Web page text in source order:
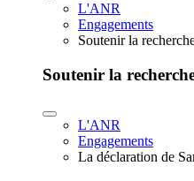
L'ANR
Engagements
Soutenir la
Soutenir la
L'ANR
Engagements
La déclaration de